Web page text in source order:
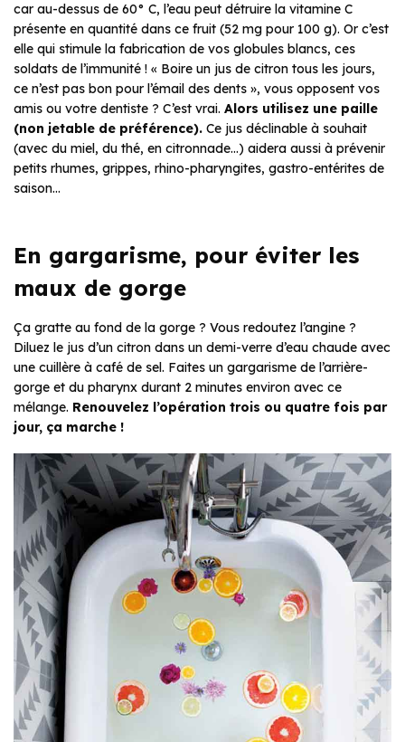
car au-dessus de 60° C, l’eau peut détruire la vitamine C
présente en quantité dans ce fruit (52 mg pour 100 g). Or c’est
elle qui stimule la fabrication de vos globules blancs, ces
soldats de l’immunité ! « Boire un jus de citron tous les jours,
ce n’est pas bon pour l’émail des dents », vous opposent vos
amis ou votre dentiste ? C’est vrai. Alors utilisez une paille
(non jetable de préférence). Ce jus déclinable à souhait
(avec du miel, du thé, en citronnade…) aidera aussi à prévenir
petits rhumes, grippes, rhino-pharyngites, gastro-entérites de
saison…
En gargarisme, pour éviter les
maux de gorge
Ça gratte au fond de la gorge ? Vous redoutez l’angine ?
Diluez le jus d’un citron dans un demi-verre d’eau chaude avec
une cuillère à café de sel. Faites un gargarisme de l’arrière-
gorge et du pharynx durant 2 minutes environ avec ce
mélange. Renouvelez l’opération trois ou quatre fois par
jour, ça marche !